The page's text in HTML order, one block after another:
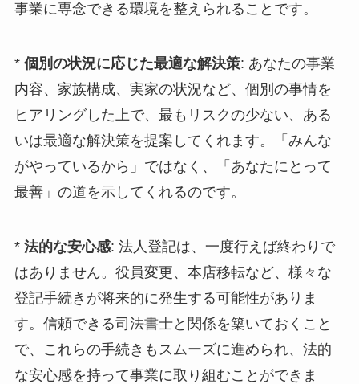
事業に専念できる環境を整えられることです。
* 個別の状況に応じた最適な解決策: あなたの事業
内容、家族構成、実家の状況など、個別の事情を
ヒアリングした上で、最もリスクの少ない、ある
いは最適な解決策を提案してくれます。「みんな
がやっているから」ではなく、「あなたにとって
最善」の道を示してくれるのです。
* 法的な安心感: 法人登記は、一度行えば終わりで
はありません。役員変更、本店移転など、様々な
登記手続きが将来的に発生する可能性がありま
す。信頼できる司法書士と関係を築いておくこと
で、これらの手続きもスムーズに進められ、法的
な安心感を持って事業に取り組むことができま